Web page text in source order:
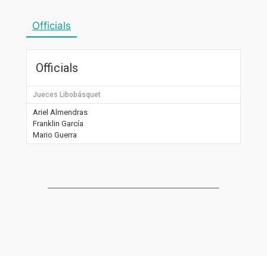
Officials
Officials
Jueces Libobásquet
Ariel Almendras
Franklin García
Mario Guerra